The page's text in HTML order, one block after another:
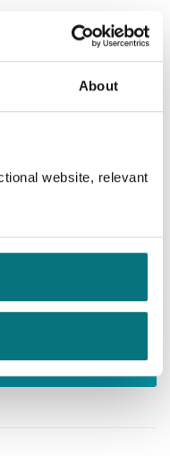
About
website, relevant
– Hvor er Babbas
Babblarna
Tisell